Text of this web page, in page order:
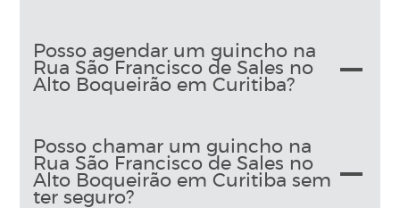
Posso agendar um guincho na
Rua São Francisco de Sales no
Alto Boqueirão em Curitiba?
Posso chamar um guincho na
Rua São Francisco de Sales no
Alto Boqueirão em Curitiba sem
ter seguro?